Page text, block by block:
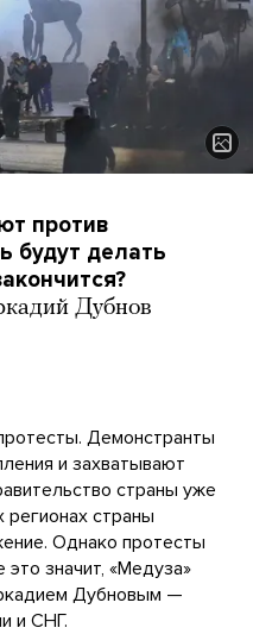
против
будут делать
Дубнов
Демонстранты
и захватывают
страны уже
регионах страны
Однако протесты
значит, «Медуза»
Дубновым —
и СНГ.